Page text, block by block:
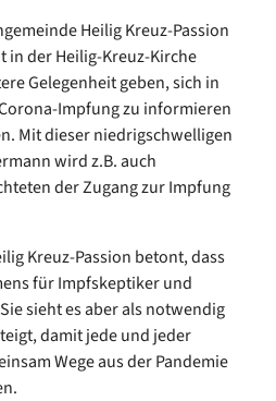
Heilig Kreuz-Passion
in der Heilig-Kreuz-Kirche
Gelegenheit geben, sich in
Impfung zu informieren
Mit dieser niedrigschwelligen
wird z.B. auch
der Zugang zur Impfung
Kreuz-Passion betont, dass
für Impfskeptiker und
sieht es aber als notwendig
damit jede und jeder
Wege aus der Pandemie